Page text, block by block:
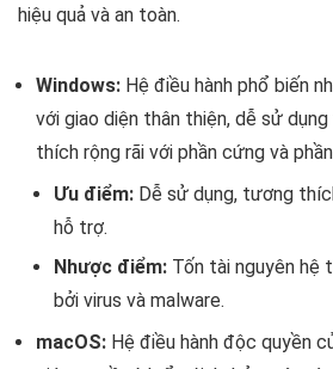
hiệu quả và an toàn.
Windows: Hệ điều hành phổ biến
với giao diện thân thiện, dễ sử
thích rộng rãi với phần cứng và
Ưu điểm: Dễ sử dụng, tương
hỗ trợ.
Nhược điểm: Tốn tài nguyên hệ
bởi virus và malware.
macOS: Hệ điều hành độc quyền